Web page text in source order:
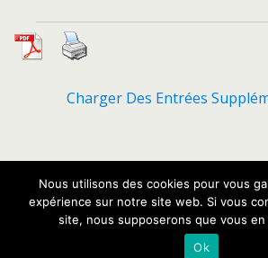
Charger Des Entrées
Retour au début
Mobile
Nous utilisons des cookies pour vous
expérience sur notre site web. Si vous
site, nous supposerons que vous
Ok